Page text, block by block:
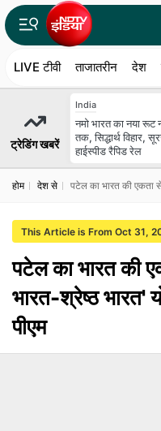
LIVE टीवी ताजातरीन देश
ट्रेडिंग खबरें
India
नमो भारत का नया रूट
तक, सिद्धार्थ विहार,
हाईस्पीड रैपिड रेल
होम देश से पटेल का भारत की एकता
This Article is From Oct 31,
पटेल का भारत की
भारत-श्रेष्‍ठ भारत'
पीएम